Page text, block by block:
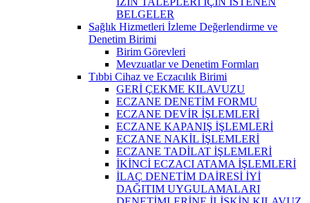
BELGELER
Sağlık Hizmetleri İzleme Değerlendirme ve
Denetim Birimi
Birim Görevleri
Mevzuatlar ve Denetim Formları
Tıbbi Cihaz ve Eczacılık Birimi
GERİ ÇEKME KILAVUZU
ECZANE DENETİM FORMU
ECZANE DEVİR İŞLEMLERİ
ECZANE KAPANIŞ İŞLEMLERİ
ECZANE NAKİL İŞLEMLERİ
ECZANE TADİLAT İŞLEMLERİ
İKİNCİ ECZACI ATAMA İŞLEMLERİ
İLAÇ DENETİM DAİRESİ İYİ
DAĞITIM UYGULAMALARI